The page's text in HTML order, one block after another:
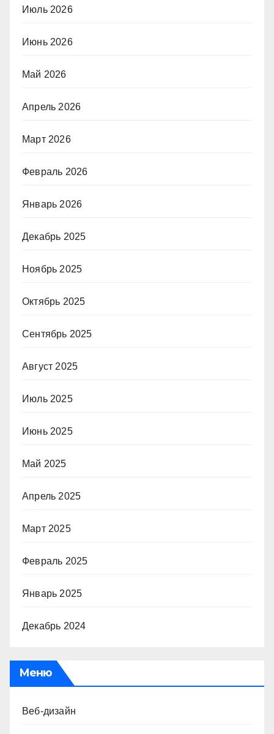
Июль 2026
Июнь 2026
Май 2026
Апрель 2026
Март 2026
Февраль 2026
Январь 2026
Декабрь 2025
Ноябрь 2025
Октябрь 2025
Сентябрь 2025
Август 2025
Июль 2025
Июнь 2025
Май 2025
Апрель 2025
Март 2025
Февраль 2025
Январь 2025
Декабрь 2024
Меню
Веб-дизайн